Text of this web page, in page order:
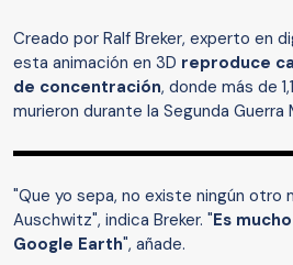
Creado por Ralf Breker, experto en
esta animación en 3D reproduce
de concentración, donde más de
murieron durante la Segunda Guerra
"Que yo sepa, no existe ningún otro
Auschwitz", indica Breker. "Es
Google Earth", añade.